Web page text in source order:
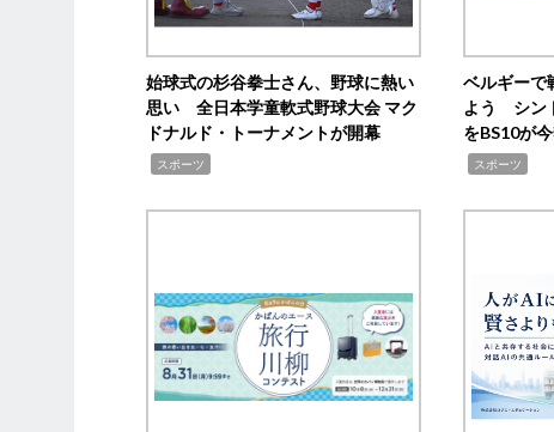
始球式の杉谷拳士さん、野球に熱い
思い 全日本学童軟式野球大会 マク
ドナルド・トーナメントが開幕
スポーツ
ベルギーで
よう シン
をBS10が
スポーツ